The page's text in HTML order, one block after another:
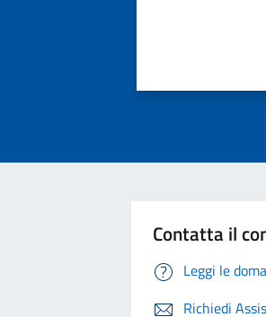
Contatta il
Leggi le
Richiedi